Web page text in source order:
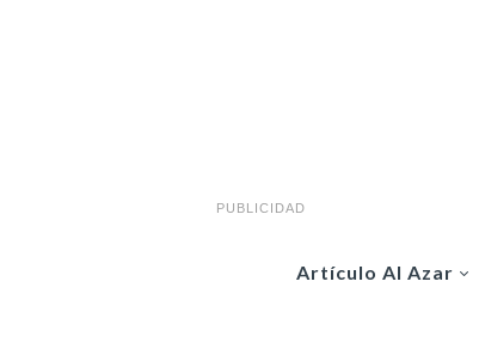
PUBLICIDAD
Artículo Al Azar